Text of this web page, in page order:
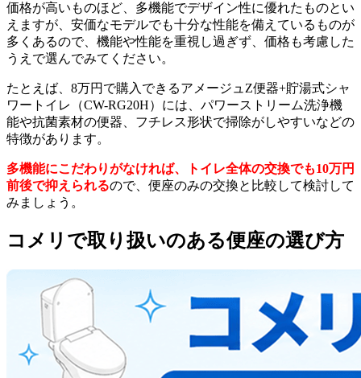
価格が高いものほど、多機能でデザイン性に優れたものとい
えますが、安価なモデルでも十分な性能を備えているものが
多くあるので、機能や性能を重視し過ぎず、価格も考慮した
うえで選んでみてください。
たとえば、8万円で購入できるアメージュZ便器+貯湯式シャ
ワートイレ（CW-RG20H）には、パワーストリーム洗浄機
能や抗菌素材の便器、フチレス形状で掃除がしやすいなどの
特徴があります。
多機能にこだわりがなければ、トイレ全体の交換でも10万円
前後で抑えられるので、便座のみの交換と比較して検討して
みましょう。
コメリで取り扱いのある便座の選び方